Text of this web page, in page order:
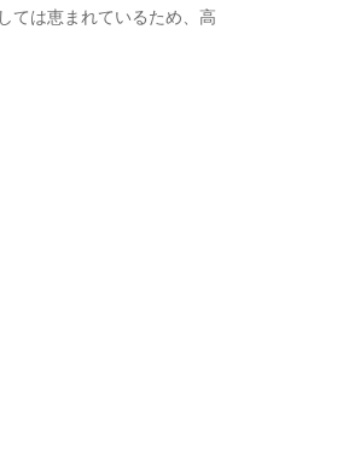
ては恵まれているため、高